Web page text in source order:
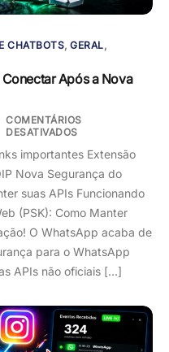
CHATBOTS,GERAL ,
Após a Nova
COMENTÁRIOS
DESATIVADOS
importantes Extensão
Nova Segurança do
suas APIs Funcionando
(PSK): Como Manter
O WhatsApp acaba de
para o WhatsApp
APIs não oficiais […]